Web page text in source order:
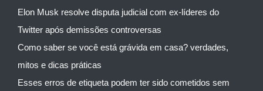
Elon Musk resolve disputa judicial com ex-líderes do
Twitter após demissões controversas
Como saber se você está grávida em casa? verdades,
mitos e dicas práticas
Esses erros de etiqueta podem ter sido cometidos sem